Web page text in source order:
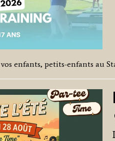
enfants, petits-enfants au